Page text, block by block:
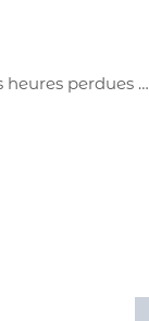
heures perdues …